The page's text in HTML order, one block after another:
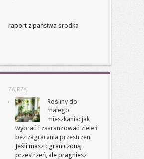
raport z państwa środka
ZAJRZYJ
Rośliny do
małego
mieszkania: jak
wybrać i zaaranżować zieleń
bez zagracania przestrzeni
Jeśli masz ograniczoną
przestrzeń, ale pragniesz